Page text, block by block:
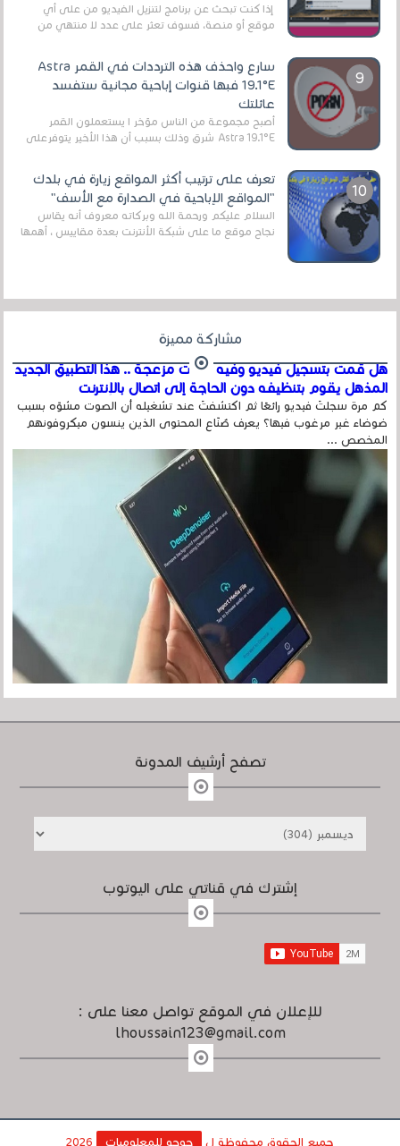
إذا كنت تبحث عن برنامج لتنزيل الفيديو من على أي
موقع أو منصة، فسوف تعثر على عدد لا منتهي من
سارع واحذف هذه الترددات في القمر Astra
19.1°E فبها قنوات إباحية مجانية ستفسد
عائلتك
أصبح مجموعة من الناس مؤخر ا يستعملون القمر
Astra 19.1°E شرق وذلك بسبب أن هذا الأخير يتوفرعلى
تعرف على ترتيب أكثر المواقع زيارة في بلدك
"المواقع الإباحية في الصدارة مع الأسف"
السلام عليكم ورحمة الله وبركاته معروف أنه يقاس
نجاح موقع ما على شبكة الأنترنت بعدة مقاييس ، أهمها
مشاركة مميزة
هل قمت بتسجيل فيديو وفيه أصوت مزعجة .. هذا التطبيق الجديد
المذهل يقوم بتنظيفه دون الحاجة إلى اتصال بالإنترنت
كم مرة سجلتَ فيديو رائعًا ثم اكتشفتَ عند تشغيله أن الصوت مشوّه بسبب
ضوضاء غير مرغوب فيها؟ يعرف صُنّاع المحتوى الذين ينسون ميكروفونهم
المخصص ...
تصفح أرشيف المدونة
إشترك في قناتي على اليوتوب
للإعلان في الموقع تواصل معنا على :
lhoussain123@gmail.com
جميع الحقوق محفوظة ل حوحو للمعلوميات